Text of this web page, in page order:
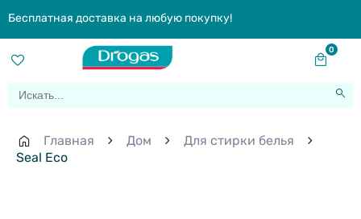
Бесплатная доставка на любую покупку!
0
Главная Дом
Для стирки белья
Seal Eco